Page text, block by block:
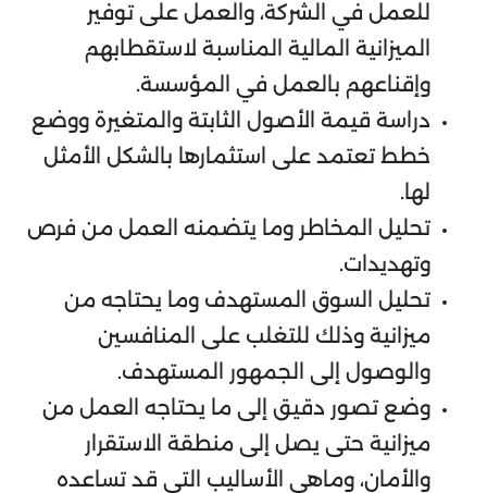
للعمل في الشركة، والعمل على توفير
الميزانية المالية المناسبة لاستقطابهم
وإقناعهم بالعمل في المؤسسة.
دراسة قيمة الأصول الثابتة والمتغيرة ووضع
خطط تعتمد على استثمارها بالشكل الأمثل
لها.
تحليل المخاطر وما يتضمنه العمل من فرص
وتهديدات.
تحليل السوق المستهدف وما يحتاجه من
ميزانية وذلك للتغلب على المنافسين
والوصول إلى الجمهور المستهدف.
وضع تصور دقيق إلى ما يحتاجه العمل من
ميزانية حتى يصل إلى منطقة الاستقرار
والأمان، وماهي الأساليب التي قد تساعده